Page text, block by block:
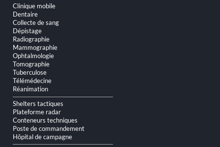
Aller
au
contenu
Clinique mobile
Dentaire
Collecte de sang
Dépistage
Radiographie
Mammographie
Ophtalmologie
Tomographie
Tuberculose
Télémédecine
Réanimation
Shelters tactiques
Plateforme radar
Conteneurs techniques
Poste de commandement
Hôpital de campagne